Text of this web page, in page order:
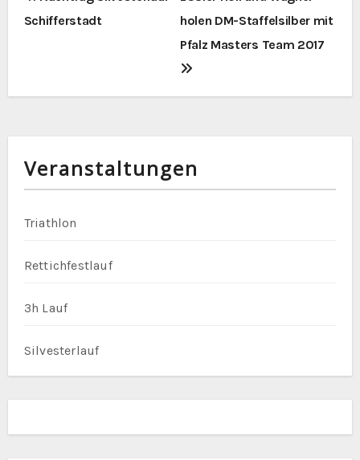
e
t
a
g
s
n
a
i
a
Schifferstadt
holen DM-Staffelsilber mit
Pfalz Masters Team 2017
Veranstaltungen
Triathlon
Rettichfestlauf
3h Lauf
Silvesterlauf